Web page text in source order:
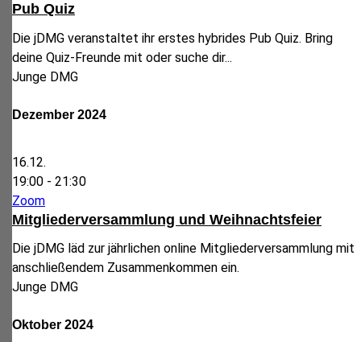
Pub Quiz
Die jDMG veranstaltet ihr erstes hybrides Pub Quiz. Bring
deine Quiz-Freunde mit oder suche dir...
Junge DMG
Dezember 2024
16.12.
19:00 - 21:30
Zoom
Mitgliederversammlung und Weihnachtsfeier
Die jDMG läd zur jährlichen online Mitgliederversammlung mit
anschließendem Zusammenkommen ein.
Junge DMG
Oktober 2024